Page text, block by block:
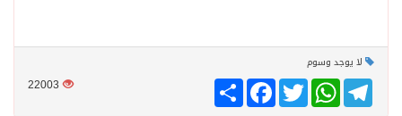
لا يوجد وسوم
22003 انشر
FacebookTwitter
WhatsAppTelegram